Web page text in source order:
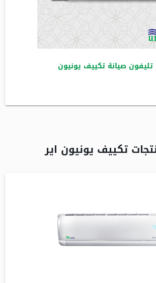
تليفون صيانة تكييف يونيون
تكييف يونيون اير